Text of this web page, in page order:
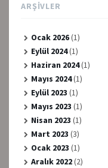
ARŞIVLER
Ocak 2026(1)
Eylül 2024(1)
Haziran 2024(1)
Mayıs 2024(1)
Eylül 2023 (1)
Mayıs 2023 (1)
Nisan 2023 (1)
Mart 2023 (3)
Ocak 2023 (1)
Aralık 2022(2)